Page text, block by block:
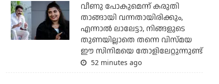
വീണു പോകുമെന്ന് കരുതി
താങ്ങായി വന്നതായിരിക്കും,
എന്നാല്‍ ലാലേട്ടാ, നിങ്ങളുടെ
തുണയില്ലാതെ തന്നെ വിസ്മയ
ഈ സിനിമയെ തോളിലേറ്റുന്നുണ്ട്
52 minutes ago